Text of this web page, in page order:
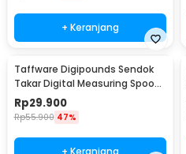
+ Keranjang
Taffware Digipounds Sendok
Takar Digital Measuring Spoon
500g 0.1g - HM10
Rp29.900
Rp55.900 47%
+ Keranjang